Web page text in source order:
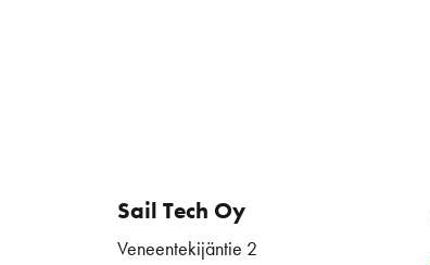
Sail Tech Oy
Veneentekijäntie 2